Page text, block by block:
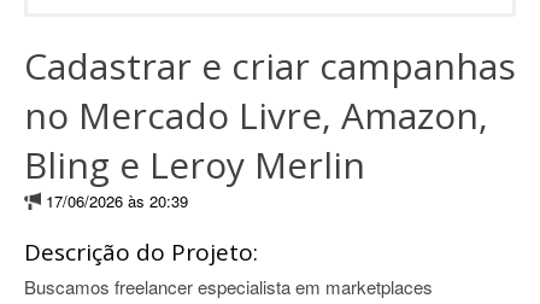
Cadastrar e criar campanhas
no Mercado Livre, Amazon,
Bling e Leroy Merlin
17/06/2026 às 20:39
Descrição do Projeto:
Buscamos freelancer especialista em marketplaces